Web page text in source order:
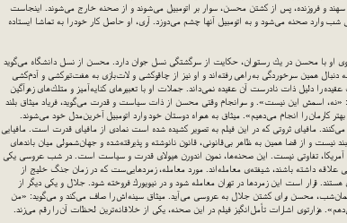
و فروزنده، پس از كشتن محسن، سوار بر اتومبیل می‌شوند و از صحنه خارج می‌شوند. اینجاست
شب وارد صحنه می‌شود و به اتومبیل آنها چشم می‌دوزد. آری، او حاصل كار خود را به تماشا ایستاده
او با محسن در یك رستوران، حكایت از سرگشتگی نسل جوان دارد. محسن از نسل دانشگاه می‌گوید
دنبال همین سرخوردگی به راهی رفته‌اند و او نیز از چاقوكشی و لات‌بازی به هفت‌تیركشی و آدم‌كشی
را دلیل ذات نادرست آن عقیده نمی‌داند. جملات او با تعبیرهای كنایه‌آمیز و متلك‌های زهرآگین
اسمش این نیست». و سرانجام وقتی محسن از ذات سیاست و قدرت می‌گوید، فریاد میثاق بلند
كارمان را انجام می‌دهیم». میثاق به همراه دوستان خود وارد اتومبیل آخرین‌مدل خود می‌شوند.
مافیای ثروتی كه در این فیلم به تصویر كشیده شده است نمادی از مافیای قدرت است. مافیایی
نیست و از قضا همین به ظاهر بی‌قانونی، قانون نانوشته و پذیرقته‌شده و جهان‌شمولی میان باندهای
در آمریكا، تفاوتی نیست. این صحنه‌ها، نمون اندورن هیولای قدرت و سیاست است. در شب عروسی یكی
علاقه داشته باشند،‌ شیفته‌ی معامله‌اند. مورد معامله، زمردهایی‌ست كه در زمان جنگ خلیج از
قرار است این زمردها در تهران معامله شود و در نیویورك فروخته شود. جلال و یكی دیگر از
همان‌شب، محسن برای كشتن جلال به عروسی می‌آید. میثاق سینه‌اش را صاف می‌كند و می‌گوید: «من
هزارتوی اشارات تأمل‌انگیز فیلم در این صحنه، یكی از خلاقانه‌ترین لحظات آن را رقم می‌زند.